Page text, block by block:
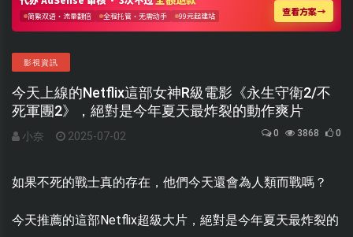
影視資訊
今天上線的Netflix這部女神R級電影《永生守衛2/不
死軍團2》，絕對是今年夏天最炸裂的動作爽片
小奈 2025-07-02 0 3868 0
如果不死的戰士真的存在，他們今天還會為人類而戰嗎？
今天推薦的這部Netflix超級大片，絕對是今年夏天最炸裂的